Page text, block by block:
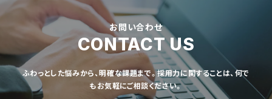
お問い合わせ
CONTACT US
ふわっとした悩みから、明確な課題まで。採用力に関することは、何で
もお気軽にご相談ください。